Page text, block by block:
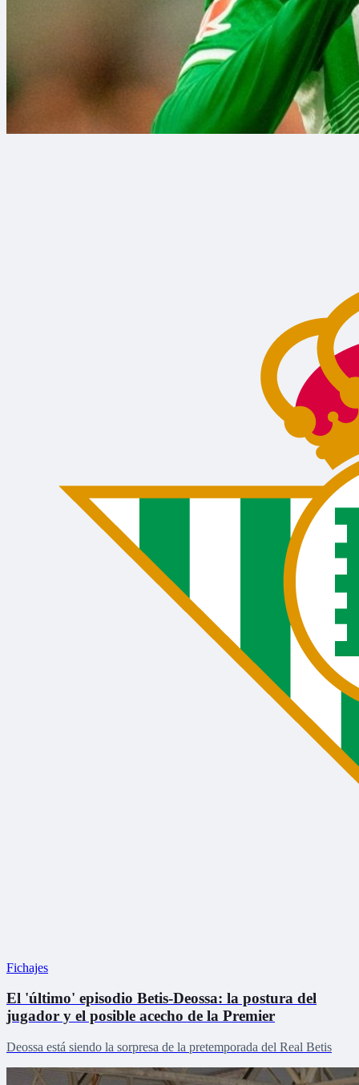
Fichajes
El 'último' episodio Betis-Deossa: la postura del
jugador y el posible acecho de la Premier
Deossa está siendo la sorpresa de la pretemporada del Real Betis